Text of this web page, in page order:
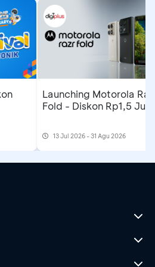
Launching Motorola
Fold - Diskon Rp1,5 Juta
13 Jul 2026 - 31 Agu 2026